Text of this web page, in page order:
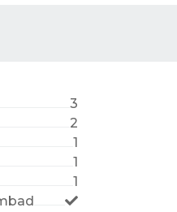
3
2
1
1
1